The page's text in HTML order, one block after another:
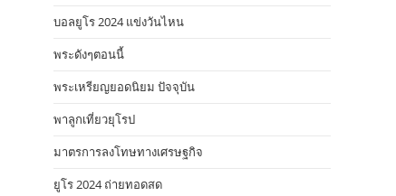
บอลยูโร 2024 แข่งวันไหน
พระดังๆตอนนี้
พระเหรียญยอดนิยม ปัจจุบัน
พาลูกเที่ยวยุโรป
มาตรการลงโทษทางเศรษฐกิจ
ยูโร 2024 ถ่ายทอดสด